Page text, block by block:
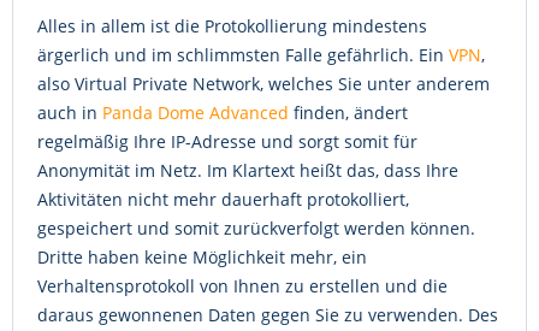
Alles in allem ist die Protokollierung mindestens
ärgerlich und im schlimmsten Falle gefährlich. Ein VPN,
also Virtual Private Network, welches Sie unter anderem
auch in Panda Dome Advanced finden, ändert
regelmäßig Ihre IP-Adresse und sorgt somit für
Anonymität im Netz. Im Klartext heißt das, dass Ihre
Aktivitäten nicht mehr dauerhaft protokolliert,
gespeichert und somit zurückverfolgt werden können.
Dritte haben keine Möglichkeit mehr, ein
Verhaltensprotokoll von Ihnen zu erstellen und die
daraus gewonnenen Daten gegen Sie zu verwenden. Des